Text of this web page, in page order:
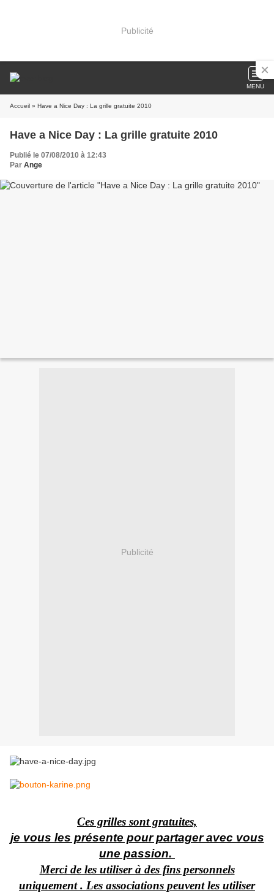
Publicité
MENU
Accueil » Have a Nice Day : La grille gratuite 2010
Have a Nice Day : La grille gratuite 2010
Publié le 07/08/2010 à 12:43
Par Ange
Publicité
Ces grilles sont gratuites,
je vous les présente pour partager avec vous
une passion.
Merci de les utiliser à des fins personnels
uniquement . Les associations peuvent les utiliser